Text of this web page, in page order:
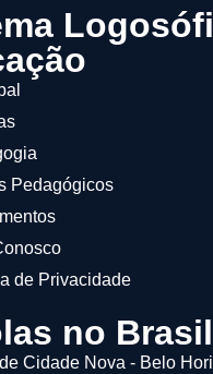
Pedagógicos
de Privacidade
no Brasil
Cidade Nova - Belo